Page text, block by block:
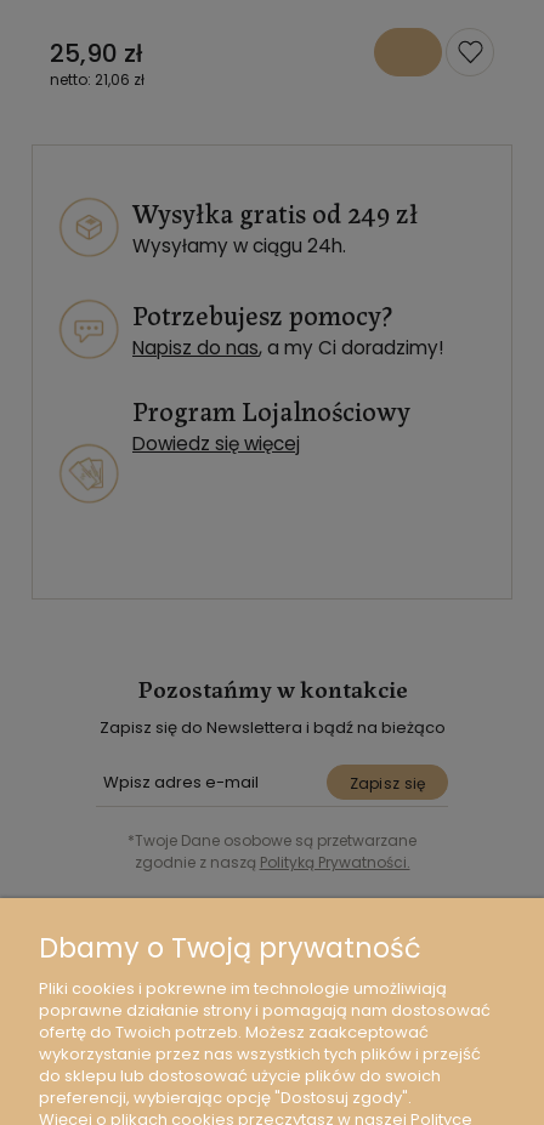
25,90 zł
21,06 zł
Wysyłka gratis od 249 zł
Wysyłamy w ciągu 24h.
Potrzebujesz pomocy?
Napisz do nas, a my Ci doradzimy!
Program Lojalnościowy
Dowiedz się więcej
Pozostańmy w kontakcie
Zapisz się do Newslettera i bądź na bieżąco
Zapisz się
*Twoje Dane osobowe są przetwarzane
zgodnie z naszą Polityką Prywatności.
Moje konto
Dbamy o Twoją prywatność
Pliki cookies i pokrewne im technologie umożliwiają
poprawne działanie strony i pomagają nam dostosować
ofertę do Twoich potrzeb. Możesz zaakceptować
wykorzystanie przez nas wszystkich tych plików i przejść
do sklepu lub dostosować użycie plików do swoich
preferencji, wybierając opcję "Dostosuj zgody".
Więcej o plikach cookies przeczytasz w naszej Polityce